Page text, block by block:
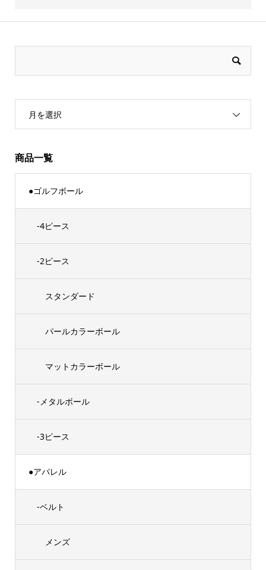
月を選択
商品一覧
●ゴルフボール
-4ピース
-2ピース
スタンダード
パールカラーボール
マットカラーボール
-メタルボール
-3ピース
●アパレル
-ベルト
メンズ